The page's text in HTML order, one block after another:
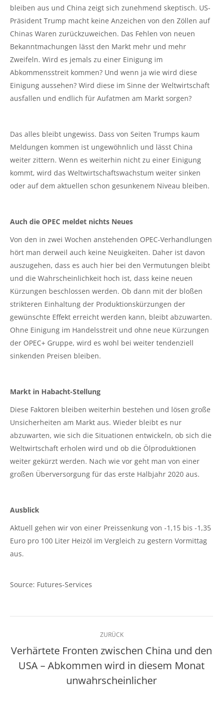
bleiben aus und China zeigt sich zunehmend skeptisch. US-
Präsident Trump macht keine Anzeichen von den Zöllen auf
Chinas Waren zurückzuweichen. Das Fehlen von neuen
Bekanntmachungen lässt den Markt mehr und mehr
Zweifeln. Wird es jemals zu einer Einigung im
Abkommensstreit kommen? Und wenn ja wie wird diese
Einigung aussehen? Wird diese im Sinne der Weltwirtschaft
ausfallen und endlich für Aufatmen am Markt sorgen?
Das alles bleibt ungewiss. Dass von Seiten Trumps kaum
Meldungen kommen ist ungewöhnlich und lässt China
weiter zittern. Wenn es weiterhin nicht zu einer Einigung
kommt, wird das Weltwirtschaftswachstum weiter sinken
oder auf dem aktuellen schon gesunkenem Niveau bleiben.
Auch die OPEC meldet nichts Neues
Von den in zwei Wochen anstehenden OPEC-Verhandlungen
hört man derweil auch keine Neuigkeiten. Daher ist davon
auszugehen, dass es auch hier bei den Vermutungen bleibt
und die Wahrscheinlichkeit hoch ist, dass keine neuen
Kürzungen beschlossen werden. Ob dann mit der bloßen
strikteren Einhaltung der Produktionskürzungen der
gewünschte Effekt erreicht werden kann, bleibt abzuwarten.
Ohne Einigung im Handelsstreit und ohne neue Kürzungen
der OPEC+ Gruppe, wird es wohl bei weiter tendenziell
sinkenden Preisen bleiben.
Markt in Habacht-Stellung
Diese Faktoren bleiben weiterhin bestehen und lösen große
Unsicherheiten am Markt aus. Wieder bleibt es nur
abzuwarten, wie sich die Situationen entwickeln, ob sich die
Weltwirtschaft erholen wird und ob die Ölproduktionen
weiter gekürzt werden. Nach wie vor geht man von einer
großen Überversorgung für das erste Halbjahr 2020 aus.
Ausblick
Aktuell gehen wir von einer Preissenkung von -1,15 bis -1,35
Euro pro 100 Liter Heizöl im Vergleich zu gestern Vormittag
aus.
Source: Futures-Services
Kommentarnavigation
ZURÜCK
Vorheriger
Beitrag:
Verhärtete Fronten zwischen China und den
USA – Abkommen wird in diesem Monat
unwahrscheinlicher